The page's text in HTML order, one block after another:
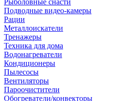
Рыболовные снасти
Подводные видео-камеры
Рации
Металлоискатели
Тренажеры
Техника для дома
Водонагреватели
Кондиционеры
Пылесосы
Вентиляторы
Пароочистители
Обогреватели/конвекторы